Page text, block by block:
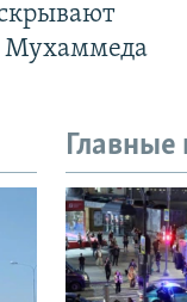
Мухаммеда
Главные